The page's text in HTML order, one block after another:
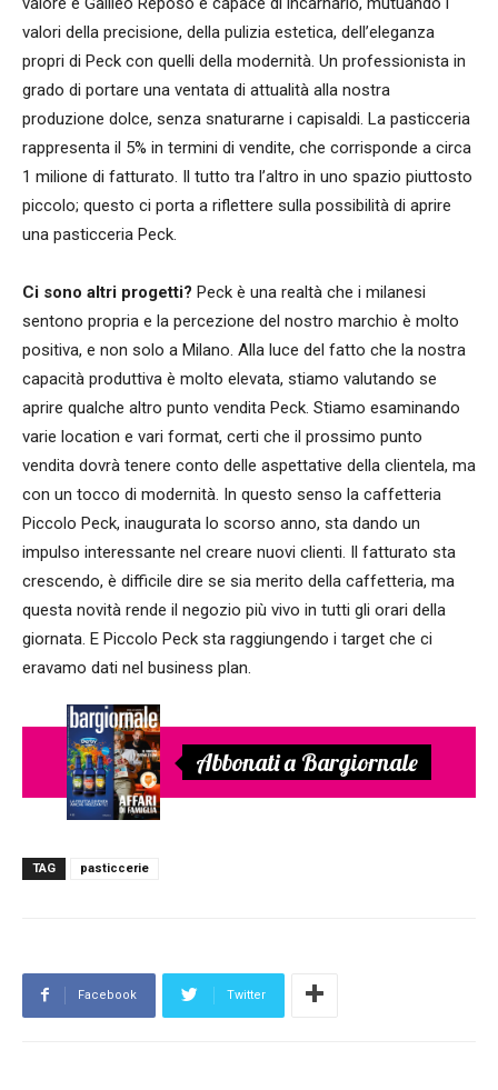
valori della precisione, della pulizia estetica, dell’eleganza
propri di Peck con quelli della modernità. Un professionista in
grado di portare una ventata di attualità alla nostra
produzione dolce, senza snaturarne i capisaldi. La pasticceria
rappresenta il 5% in termini di vendite, che corrisponde a circa
1 milione di fatturato. Il tutto tra l’altro in uno spazio piuttosto
piccolo; questo ci porta a riflettere sulla possibilità di aprire
una pasticceria Peck.
Ci sono altri progetti? Peck è una realtà che i milanesi
sentono propria e la percezione del nostro marchio è molto
positiva, e non solo a Milano. Alla luce del fatto che la nostra
capacità produttiva è molto elevata, stiamo valutando se
aprire qualche altro punto vendita Peck. Stiamo esaminando
varie location e vari format, certi che il prossimo punto
vendita dovrà tenere conto delle aspettative della clientela, ma
con un tocco di modernità. In questo senso la caffetteria
Piccolo Peck, inaugurata lo scorso anno, sta dando un
impulso interessante nel creare nuovi clienti. Il fatturato sta
crescendo, è difficile dire se sia merito della caffetteria, ma
questa novità rende il negozio più vivo in tutti gli orari della
giornata. E Piccolo Peck sta raggiungendo i target che ci
eravamo dati nel business plan.
Abbonati a Bargiornale
TAG pasticcerie
Facebook Twitter